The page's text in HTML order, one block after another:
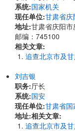
系统:国家机关
现任单位:甘肃省
地址:甘肃省庆阳
邮编：745100
相关文章:
追查北京市及
刘吉银
职务:厅长
系统:国安
现任单位:甘肃省
地址:相关文章:
追查北京市及